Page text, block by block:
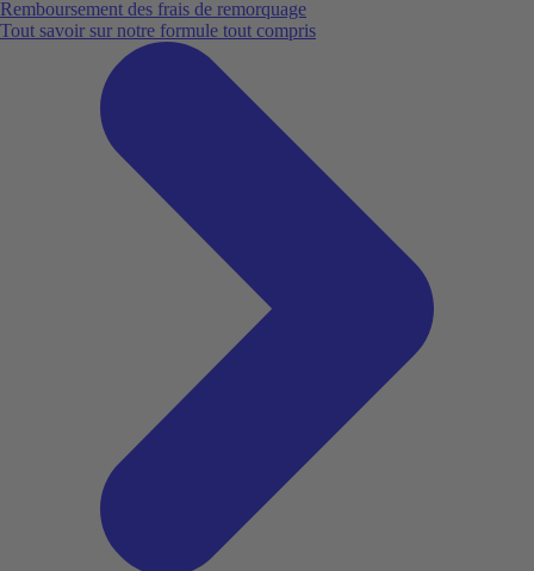
Remboursement des frais de remorquage
Tout savoir sur notre formule tout compris